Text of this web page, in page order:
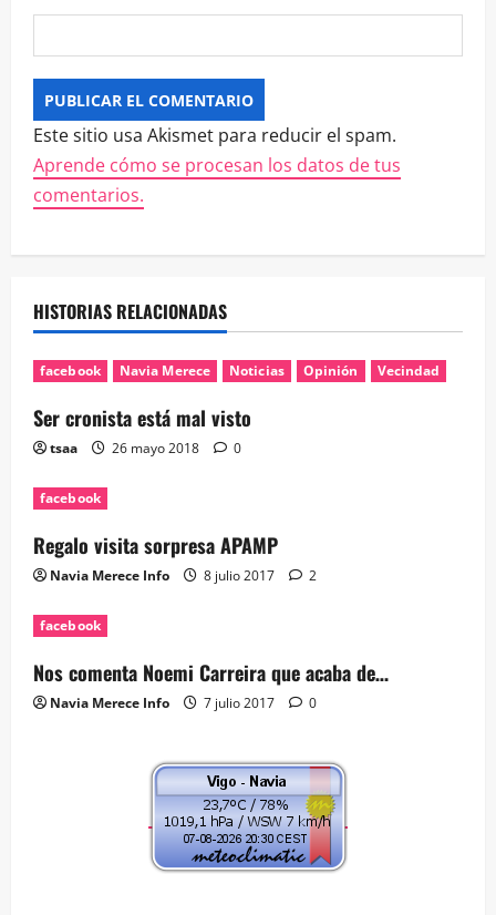
Este sitio usa Akismet para reducir el spam.
Aprende cómo se procesan los datos de tus
comentarios.
HISTORIAS RELACIONADAS
facebook Navia Merece Noticias Opinión Vecindad
Ser cronista está mal visto
tsaa 26 mayo 2018 0
facebook
Regalo visita sorpresa APAMP
Navia Merece Info 8 julio 2017 2
facebook
Nos comenta Noemi Carreira que acaba de…
Navia Merece Info 7 julio 2017 0